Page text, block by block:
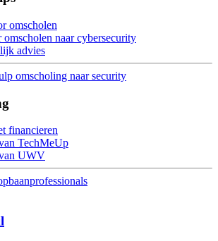
omscholen
omscholen naar cybersecurity
advies
omscholing naar security
financieren
TechMeUp
UWV